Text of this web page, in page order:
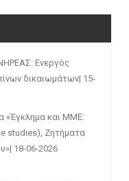
Ενεργός
δικαιωμάτων| 15-
«Έγκλημα και ΜΜΕ:
studies), Ζητήματα
18-06-2026